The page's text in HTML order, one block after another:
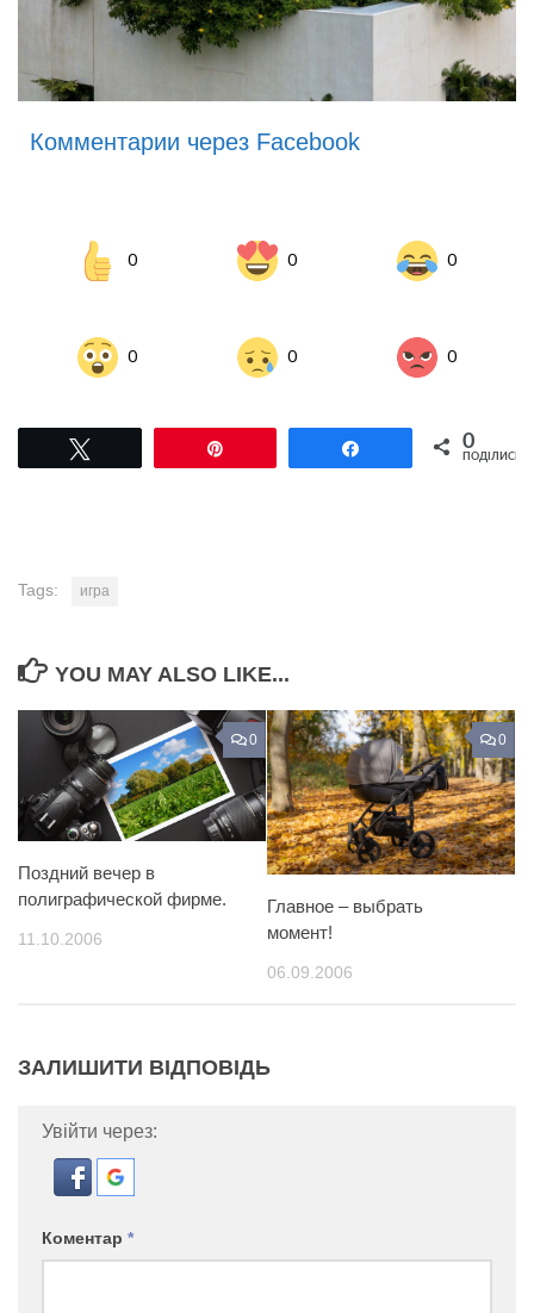
Комментарии через Facebook
0 0 0
0 0 0
Поділитися0
ПОДІЛИСЬ
Tags: игра
YOU MAY ALSO LIKE...
0
Поздний вечер в
полиграфической фирме.
11.10.2006
0
Главное – выбрать
момент!
06.09.2006
ЗАЛИШИТИ ВІДПОВІДЬ
Увійти через:
Коментар *